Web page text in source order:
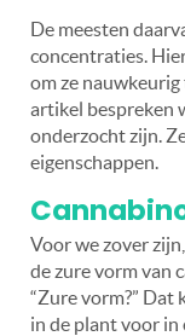
De meesten
concentraties.
om ze
artikel bespreken
onderzocht zijn.
eigenschappen.
Voor we zover
de zure vorm van
“Zure vorm?” Dat
in de plant voor in